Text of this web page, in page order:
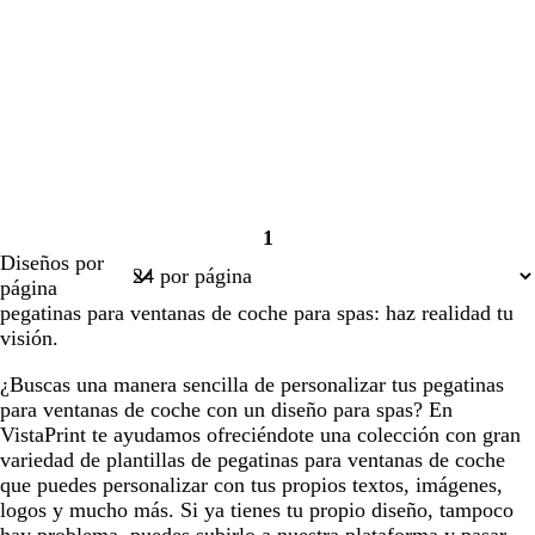
Página
1
Diseños por
página
pegatinas para ventanas de coche para spas: haz realidad tu
visión.
¿Buscas una manera sencilla de personalizar tus pegatinas
para ventanas de coche con un diseño para spas? En
VistaPrint te ayudamos ofreciéndote una colección con gran
variedad de plantillas de pegatinas para ventanas de coche
que puedes personalizar con tus propios textos, imágenes,
logos y mucho más. Si ya tienes tu propio diseño, tampoco